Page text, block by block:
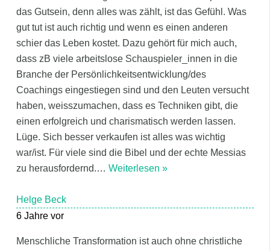
das Gutsein, denn alles was zählt, ist das Gefühl. Was
gut tut ist auch richtig und wenn es einen anderen
schier das Leben kostet. Dazu gehört für mich auch,
dass zB viele arbeitslose Schauspieler_innen in die
Branche der Persönlichkeitsentwicklung/des
Coachings eingestiegen sind und den Leuten versucht
haben, weisszumachen, dass es Techniken gibt, die
einen erfolgreich und charismatisch werden lassen.
Lüge. Sich besser verkaufen ist alles was wichtig
war/ist. Für viele sind die Bibel und der echte Messias
zu herausfordernd.… Weiterlesen »
Helge Beck
6 Jahre vor
Menschliche Transformation ist auch ohne christliche